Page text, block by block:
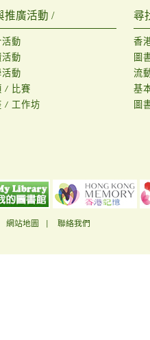
推廣活動 /
活動
活動
活動
/ 比賽
/ 工作坊
尋
香
圖
流
基
圖
網站地圖 聯絡我們